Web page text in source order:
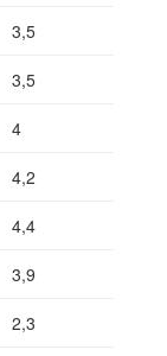
3,5
3,5
4
4,2
4,4
3,9
2,3